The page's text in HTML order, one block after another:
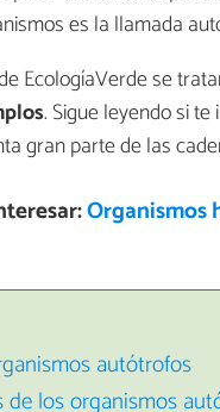
es la llamada
EcologíaVerde se
. Sigue leyendo si
gran parte de las
Organismos
autótrofos
de los organismos